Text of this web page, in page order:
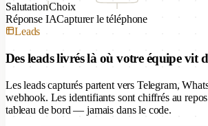
SalutationChoix
Réponse IACapturer le téléphone
Leads
Des leads livrés là où votre équipe vit
Les leads capturés partent vers Telegram,
webhook. Les identifiants sont chiffrés au repos
tableau de bord — jamais dans le code.